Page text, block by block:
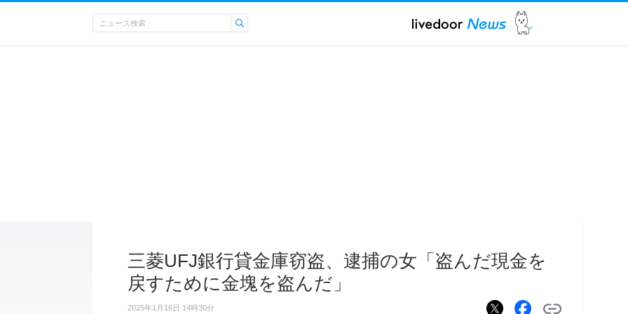
三菱UFJ銀行貸金庫窃盗、逮捕の女「盗んだ現金を
戻すために金塊を盗んだ」
2025年1月16日 14時30分